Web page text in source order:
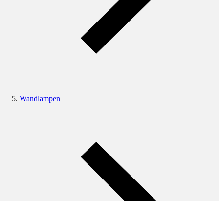
Wandlampen